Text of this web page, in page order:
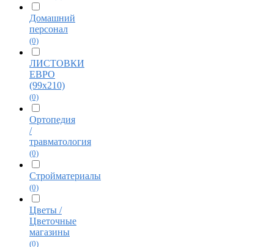
Домашний
персонал
(0)
ЛИСТОВКИ
ЕВРО
(99х210)
(0)
Ортопедия
/
травматология
(0)
Стройматериалы
(0)
Цветы /
Цветочные
магазины
(0)